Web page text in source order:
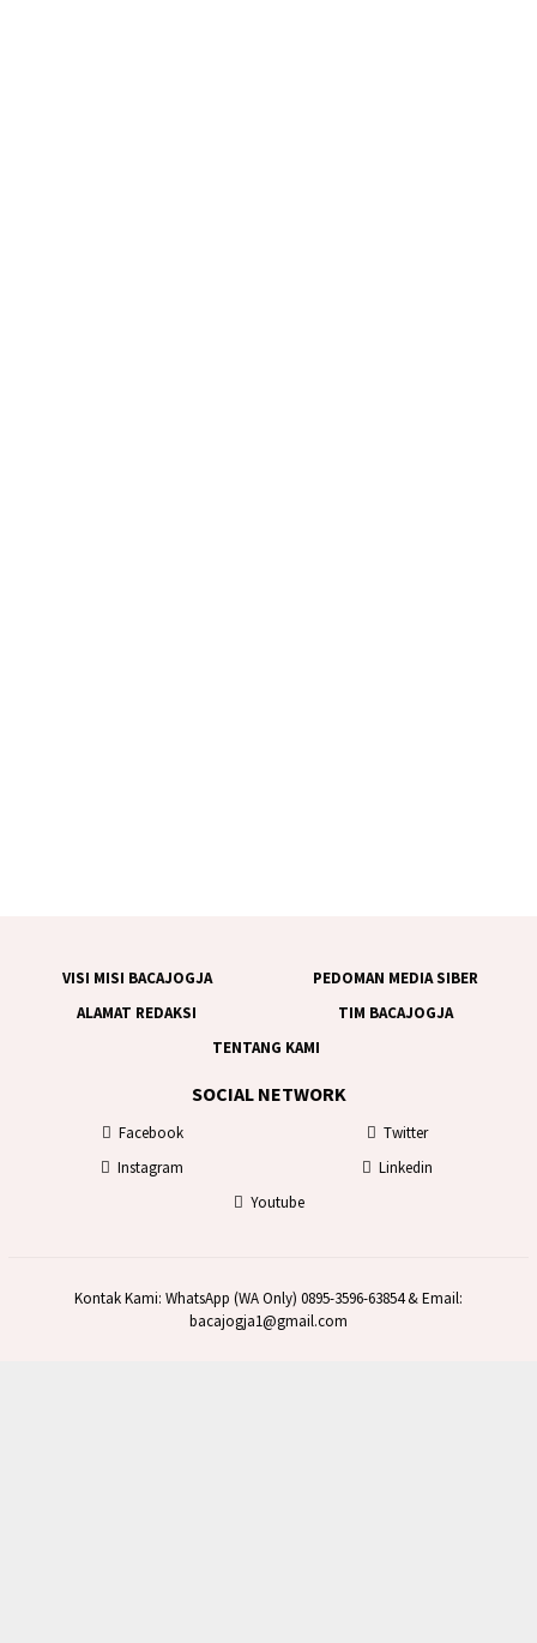
VISI MISI BACAJOGJA
PEDOMAN MEDIA SIBER
ALAMAT REDAKSI
TIM BACAJOGJA
TENTANG KAMI
SOCIAL NETWORK
Facebook
Twitter
Instagram
Linkedin
Youtube
Kontak Kami: WhatsApp (WA Only) 0895-3596-63854 & Email:
bacajogja1@gmail.com